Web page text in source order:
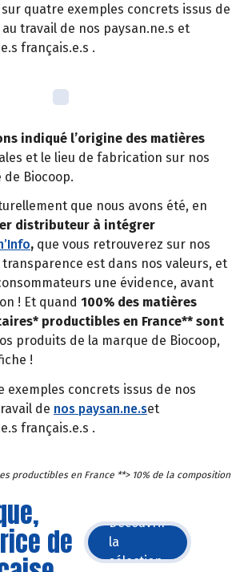
sur quatre exemples concrets issus de
travail de nos paysan.ne.s et
français.e.s .
indiqué l’origine des matières
et le lieu de fabrication sur nos
Biocoop.
que nous avons été, en
distributeur à intégrer
, que vous retrouverez sur nos
transparence est dans nos valeurs, et
une évidence, avant
! Et quand 100% des matières
productibles en France** sont
produits de la marque de Biocoop,
!
exemples concrets issus de nos
de nos paysan.ne.set
français.e.s .
productibles en France **> 10% de la composition
de
Découvrir
la
sélection